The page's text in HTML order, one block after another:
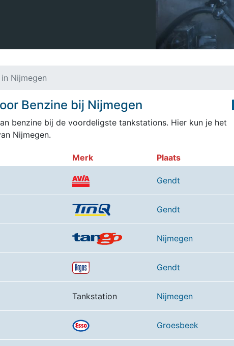
Nijmegen
Benzine bij Nijmegen
benzine bij de voordeligste tankstations. Hier kun je het
Nijmegen.
Merk Plaats
Gendt
Gendt
Nijmegen
Gendt
Tankstation Nijmegen
Groesbeek